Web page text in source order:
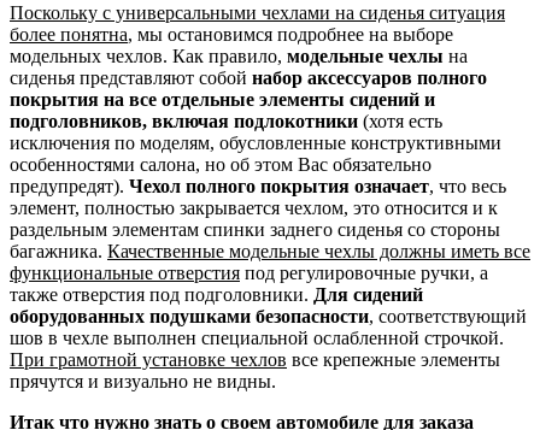
Поскольку с универсальными чехлами на сиденья ситуация
более понятна, мы остановимся подробнее на выборе
модельных чехлов. Как правило, модельные чехлы на
сиденья представляют собой набор аксессуаров полного
покрытия на все отдельные элементы сидений и
подголовников, включая подлокотники (хотя есть
исключения по моделям, обусловленные конструктивными
особенностями салона, но об этом Вас обязательно
предупредят). Чехол полного покрытия означает, что весь
элемент, полностью закрывается чехлом, это относится и к
раздельным элементам спинки заднего сиденья со стороны
багажника. Качественные модельные чехлы должны иметь все
функциональные отверстия под регулировочные ручки, а
также отверстия под подголовники. Для сидений
оборудованных подушками безопасности, соответствующий
шов в чехле выполнен специальной ослабленной строчкой.
При грамотной установке чехлов все крепежные элементы
прячутся и визуально не видны.
Итак что нужно знать о своем автомобиле для заказа